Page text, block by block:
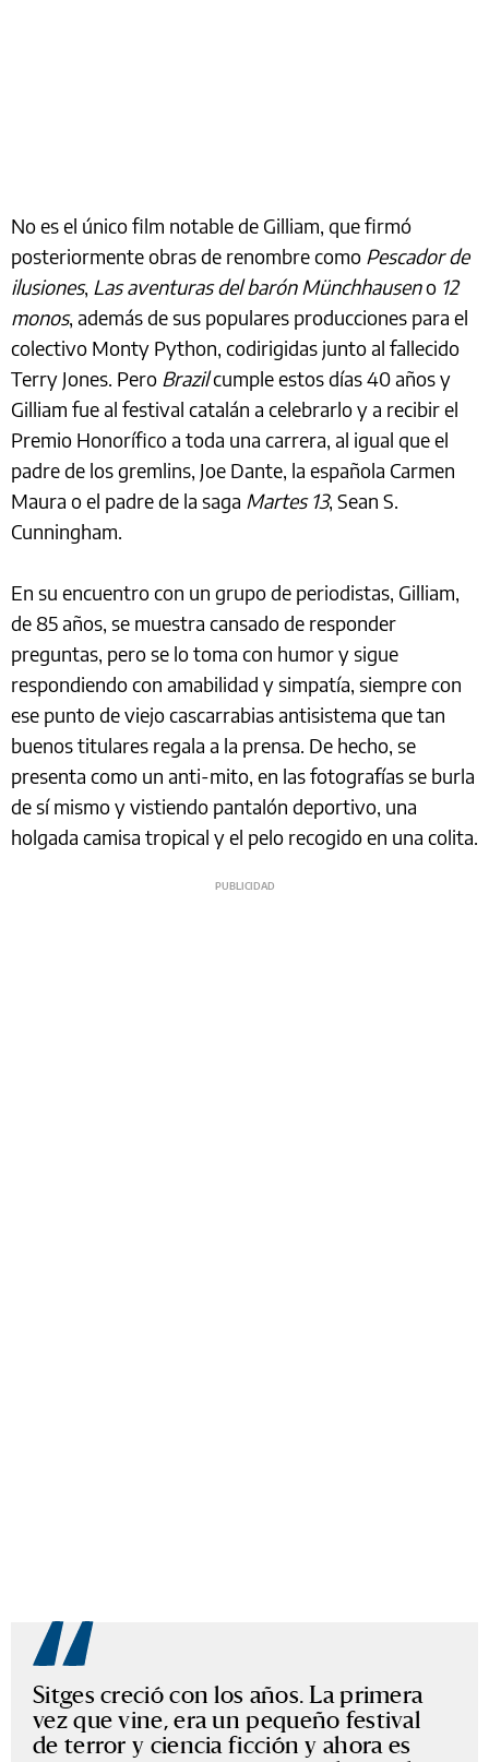
No es el único film notable de Gilliam, que firmó
posteriormente obras de renombre como Pescador de
ilusiones, Las aventuras del barón Münchhauseno 12
monos, además de sus populares producciones para el
colectivo Monty Python, codirigidas junto al fallecido
Terry Jones. Pero Brazilcumple estos días 40 años y
Gilliam fue al festival catalán a celebrarlo y a recibir el
Premio Honorífico a toda una carrera, al igual que el
padre de los gremlins, Joe Dante, la española Carmen
Maura o el padre de la saga Martes 13, Sean S.
Cunningham.
En su encuentro con un grupo de periodistas, Gilliam,
de 85 años, se muestra cansado de responder
preguntas, pero se lo toma con humor y sigue
respondiendo con amabilidad y simpatía, siempre con
ese punto de viejo cascarrabias antisistema que tan
buenos titulares regala a la prensa. De hecho, se
presenta como un anti-mito, en las fotografías se burla
de sí mismo y vistiendo pantalón deportivo, una
holgada camisa tropical y el pelo recogido en una colita.
Sitges creció con los años. La primera
vez que vine, era un pequeño festival
de terror y ciencia ficción y ahora es